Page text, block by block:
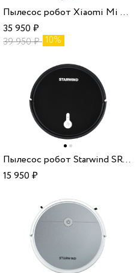
Пылесос робот Xiaomi Mi Robot Vacuum-Mop 2 Ultra BHR5195EU
35 950₽
39 950₽ 10%
Пылесос робот Starwind SRV7550
15 950₽